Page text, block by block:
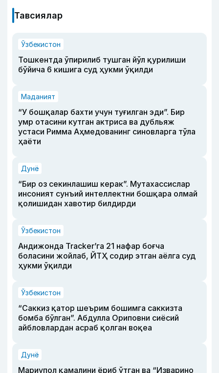
Тавсиялар
Ўзбекистон
Тошкентда ўпирилиб тушган йўл қурилиши
бўйича 6 кишига суд ҳукми ўқилди
Маданият
“У бошқалар бахти учун туғилган эди”. Бир
умр отасини кутган актриса ва дубльяж
устаси Римма Аҳмедованинг синовларга тўла
ҳаёти
Дунё
“Бир оз секинлашиш керак”. Мутахассислар
инсоният сунъий интеллектни бошқара олмай
қолишидан хавотир билдирди
Ўзбекистон
Андижонда Tracker’га 21 нафар боғча
боласини жойлаб, ЙТҲ содир этган аёлга суд
ҳукми ўқилди
Ўзбекистон
“Саккиз қатор шеърим бошимга саккизта
бомба бўлган”. Абдулла Ориповни сиёсий
айбловлардан асраб қолган воқеа
Дунё
Мариупол қамалини ёриб ўтган ва “Изварино